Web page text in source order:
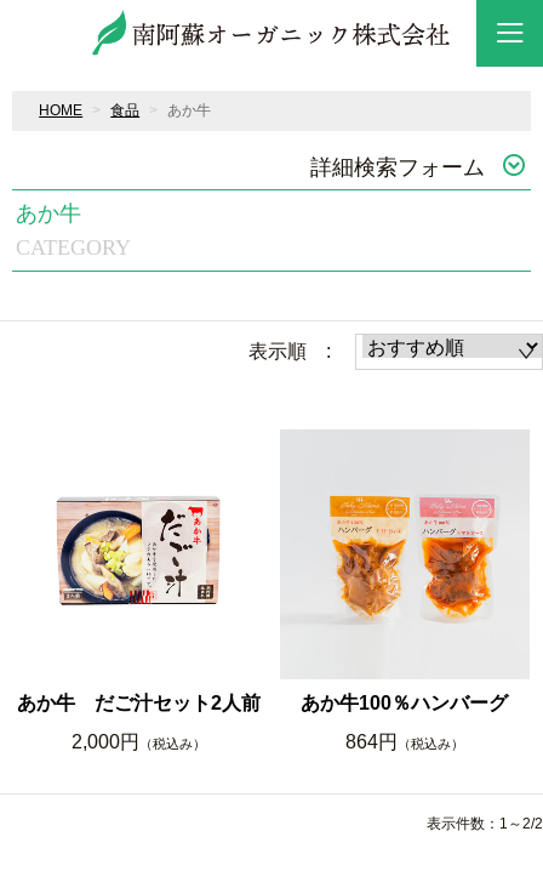
HOME 食品 あか牛
詳細検索フォーム
CATEGORY
あか牛
表示順 :
あか牛 だご汁セット2人前
2,000円
（税込み）
あか牛100％ハンバーグ
864円
（税込み）
表示件数：1～2/2